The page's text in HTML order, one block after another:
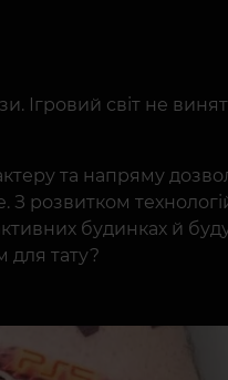
Ігровий світ не
та напряму
розвитком технологій
будинках й
для тату?